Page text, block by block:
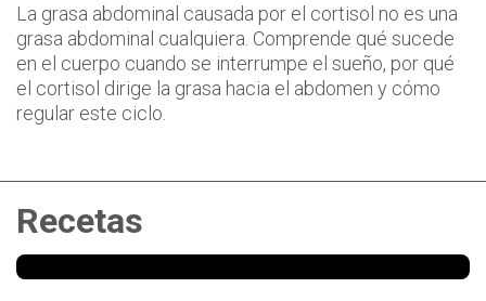
La grasa abdominal causada por el cortisol no es una
grasa abdominal cualquiera. Comprende qué sucede
en el cuerpo cuando se interrumpe el sueño, por qué
el cortisol dirige la grasa hacia el abdomen y cómo
regular este ciclo.
Recetas